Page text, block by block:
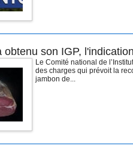
obtenu son IGP,
Le Comité national de
des charges qui prévoit la
jambon de...